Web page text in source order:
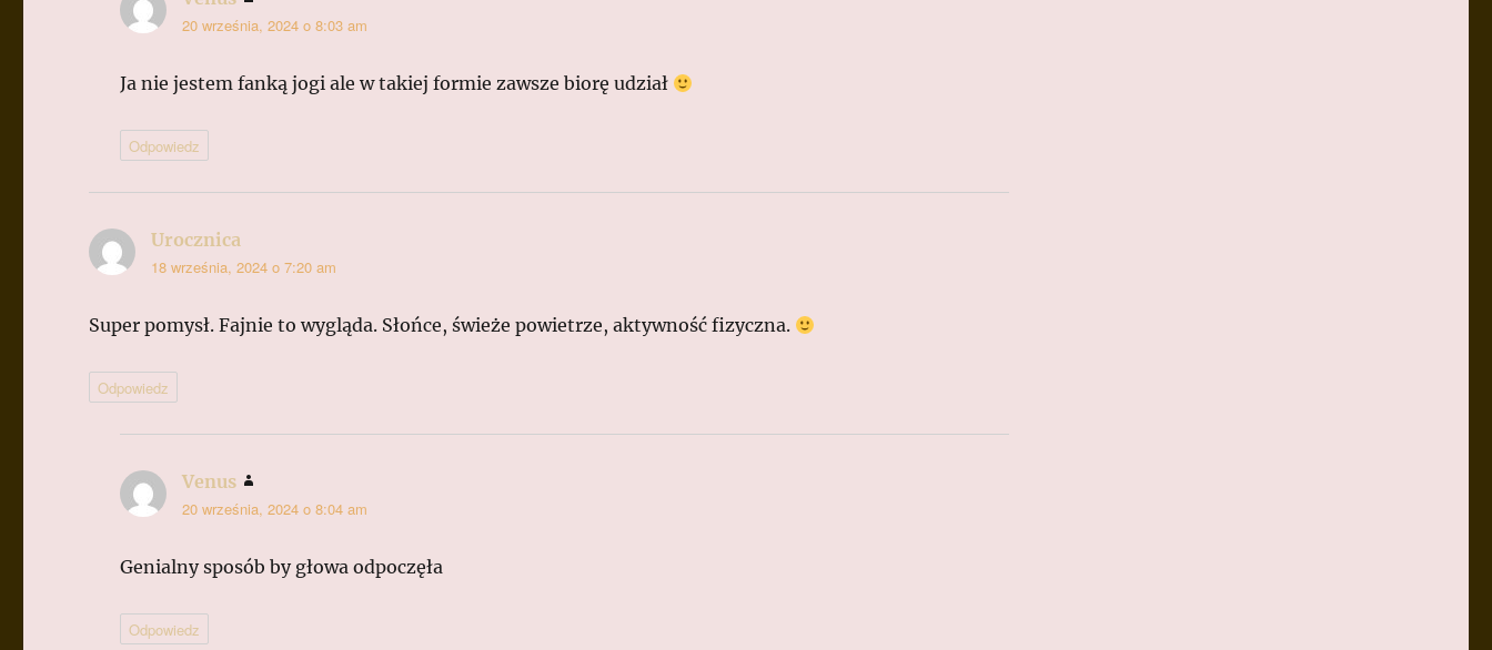
20 września, 2024 o 8:03 am
Ja nie jestem fanką jogi ale w takiej formie zawsze biorę udział
Odpowiedz
Urocznica
18 września, 2024 o 7:20 am
Super pomysł. Fajnie to wygląda. Słońce, świeże powietrze, aktywność fizyczna.
Odpowiedz
Venus
20 września, 2024 o 8:04 am
Genialny sposób by głowa odpoczęła
Odpowiedz